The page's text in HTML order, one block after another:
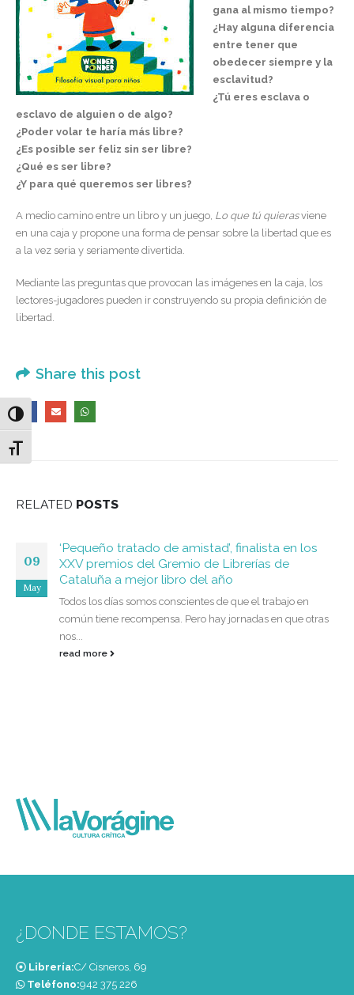
Alternar alto contraste
Alternar tamaño de letra
gana al mismo tiempo?
¿Hay alguna diferencia
entre tener que
obedecer siempre y la
esclavitud?
¿Tú eres esclava o
esclavo de alguien o de algo?
¿Poder volar te haría más libre?
¿Es posible ser feliz sin ser libre?
¿Qué es ser libre?
¿Y para qué queremos ser libres?
A medio camino entre un libro y un juego, Lo que tú quierasviene
en una caja y propone una forma de pensar sobre la libertad que es
a la vez seria y seriamente divertida.
Mediante las preguntas que provocan las imágenes en la caja, los
lectores-jugadores pueden ir construyendo su propia definición de
libertad.
Share this post
RELATED POSTS
09
May
‘Pequeño tratado de amistad’, finalista en los
XXV premios del Gremio de Librerías de
Cataluña a mejor libro del año
Todos los días somos conscientes de que el trabajo en
común tiene recompensa. Pero hay jornadas en que otras
nos...
read more
¿DONDE ESTAMOS?
Librería:C/ Cisneros, 69
Teléfono:‭942 375 226‬